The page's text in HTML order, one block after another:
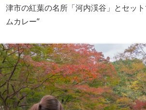
津市の紅葉の名所「河内渓谷」とセッ
ムカレー”